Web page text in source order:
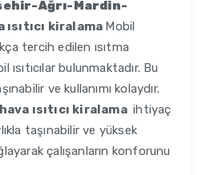
Ağrı-Mardin-
ısıtıcı kiralama Mobil
tercih edilen ısıtma
bulunmaktadır. Bu
ve kullanımı kolaydır.
ısıtıcı kiralama ihtiyaç
taşınabilir ve yüksek
çalışanların konforunu